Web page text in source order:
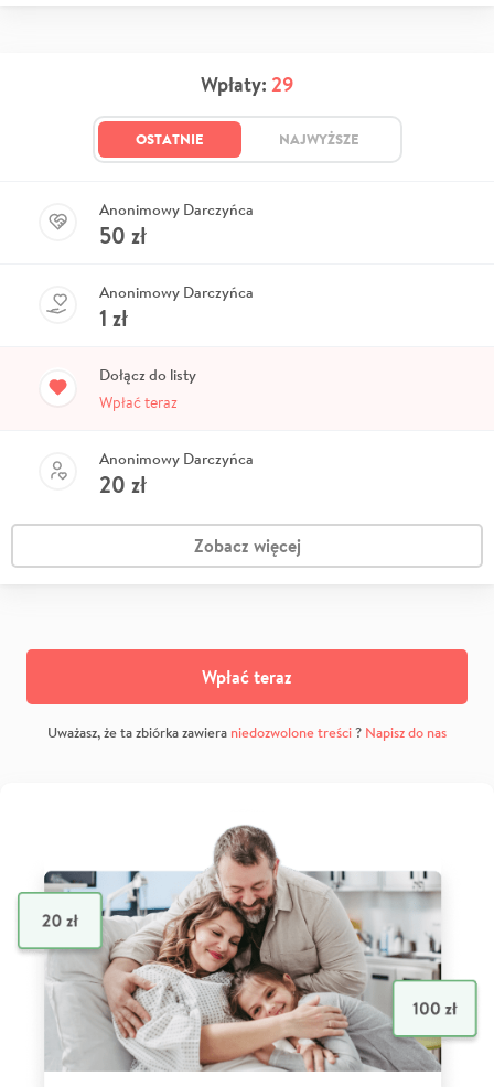
Wpłaty: 29
OSTATNIE NAJWYŻSZE
Anonimowy Darczyńca
50 zł
Anonimowy Darczyńca
1 zł
Dołącz do listy
Wpłać teraz
Anonimowy Darczyńca
20 zł
Zobacz więcej
Wpłać teraz
Uważasz, że ta zbiórka zawiera niedozwolone treści? Napisz do nas